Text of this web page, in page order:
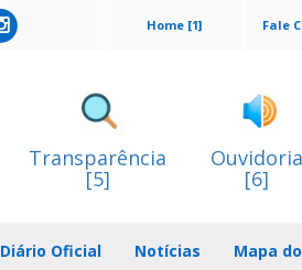
Fale
Home [1]
Transparência
[5]
Ouvidoria
[6]
Diário Oficial Notícias Mapa